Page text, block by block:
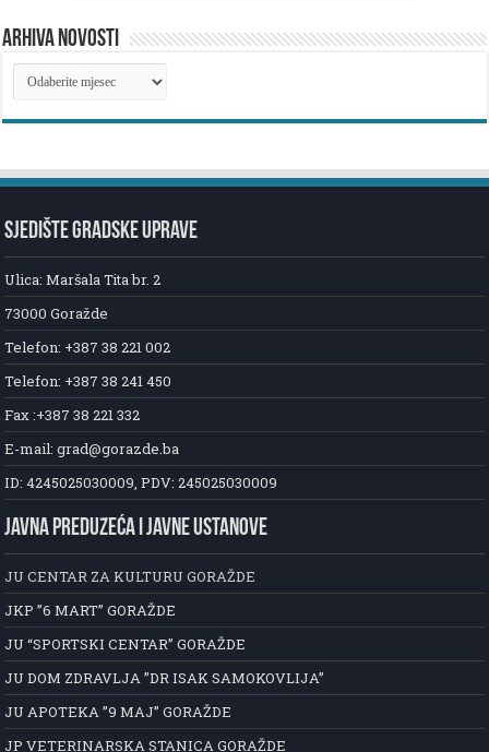
ARHIVA NOVOSTI
ARHIVA
NOVOSTI
SJEDIŠTE GRADSKE UPRAVE
Ulica: Maršala Tita br. 2
73000 Goražde
Telefon: +387 38 221 002
Telefon: +387 38 241 450
Fax :+387 38 221 332
E-mail: grad@gorazde.ba
ID: 4245025030009, PDV: 245025030009
JAVNA PREDUZEĆA I JAVNE USTANOVE
JU CENTAR ZA KULTURU GORAŽDE
JKP ”6 MART” GORAŽDE
JU “SPORTSKI CENTAR” GORAŽDE
JU DOM ZDRAVLJA ”DR ISAK SAMOKOVLIJA”
JU APOTEKA ”9 MAJ” GORAŽDE
JP VETERINARSKA STANICA GORAŽDE